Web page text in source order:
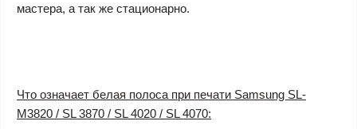
мастера, а так же стационарно.
Что означает белая полоса при печати Samsung SL-
M3820 / SL 3870 / SL 4020 / SL 4070: